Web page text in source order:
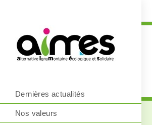
Dernières actualités
Nos valeurs